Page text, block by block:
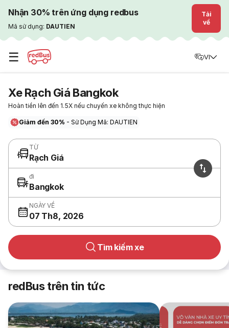
Nhận 30% trên ứng dụng redbus
Mã sử dụng: DAUTIEN
Tải
về
☰ VI
Xe Rạch Giá Bangkok
Hoàn tiền lên đến 1.5X nếu chuyến xe không thực hiện
Giảm đến 30% - Sử Dụng Mã: DAUTIEN
TỪ
Rạch Giá
đi
Bangkok
NGÀY VỀ
07 Th8, 2026
Tìm kiếm xe
redBus trên tin tức